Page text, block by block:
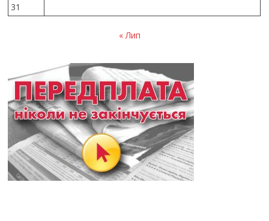
31
« Лип